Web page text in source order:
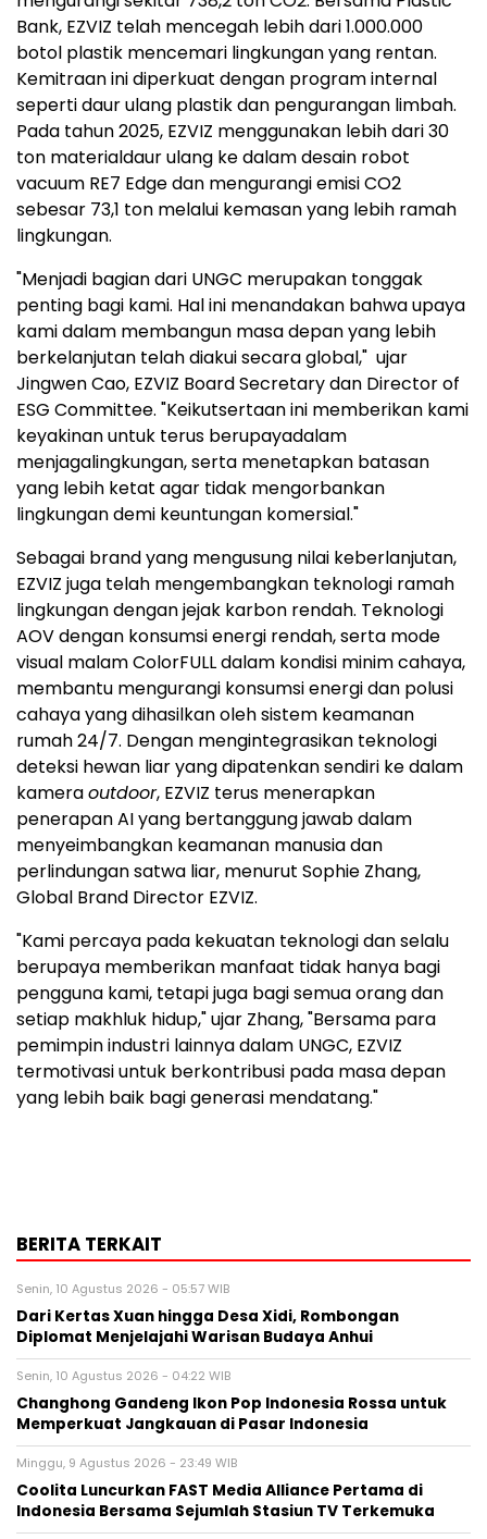
Bank, EZVIZ telah mencegah lebih dari 1.000.000
botol plastik mencemari lingkungan yang rentan.
Kemitraan ini diperkuat dengan program internal
seperti daur ulang plastik dan pengurangan limbah.
Pada tahun 2025, EZVIZ menggunakan lebih dari 30
ton materialdaur ulang ke dalam desain robot
vacuum RE7 Edge dan mengurangi emisi CO2
sebesar 73,1 ton melalui kemasan yang lebih ramah
lingkungan.
"Menjadi bagian dari UNGC merupakan tonggak
penting bagi kami. Hal ini menandakan bahwa upaya
kami dalam membangun masa depan yang lebih
berkelanjutan telah diakui secara global," ujar
Jingwen Cao, EZVIZ Board Secretary dan Director of
ESG Committee. "Keikutsertaan ini memberikan kami
keyakinan untuk terus berupayadalam
menjagalingkungan, serta menetapkan batasan
yang lebih ketat agar tidak mengorbankan
lingkungan demi keuntungan komersial."
Sebagai brand yang mengusung nilai keberlanjutan,
EZVIZ juga telah mengembangkan teknologi ramah
lingkungan dengan jejak karbon rendah. Teknologi
AOV dengan konsumsi energi rendah, serta mode
visual malam ColorFULL dalam kondisi minim cahaya,
membantu mengurangi konsumsi energi dan polusi
cahaya yang dihasilkan oleh sistem keamanan
rumah 24/7. Dengan mengintegrasikan teknologi
deteksi hewan liar yang dipatenkan sendiri ke dalam
kameraoutdoor, EZVIZ terus menerapkan
penerapan AI yang bertanggung jawab dalam
menyeimbangkan keamanan manusia dan
perlindungan satwa liar, menurut Sophie Zhang,
Global Brand Director EZVIZ.
"Kami percaya pada kekuatan teknologi dan selalu
berupaya memberikan manfaat tidak hanya bagi
pengguna kami, tetapi juga bagi semua orang dan
setiap makhluk hidup," ujar Zhang, "Bersama para
pemimpin industri lainnya dalam UNGC, EZVIZ
termotivasi untuk berkontribusi pada masa depan
yang lebih baik bagi generasi mendatang."
BERITA TERKAIT
Senin, 10 Agustus 2026 - 05:57 WIB
Dari Kertas Xuan hingga Desa Xidi, Rombongan
Diplomat Menjelajahi Warisan Budaya Anhui
Senin, 10 Agustus 2026 - 04:22 WIB
Changhong Gandeng Ikon Pop Indonesia Rossa untuk
Memperkuat Jangkauan di Pasar Indonesia
Minggu, 9 Agustus 2026 - 23:49 WIB
Coolita Luncurkan FAST Media Alliance Pertama di
Indonesia Bersama Sejumlah Stasiun TV Terkemuka